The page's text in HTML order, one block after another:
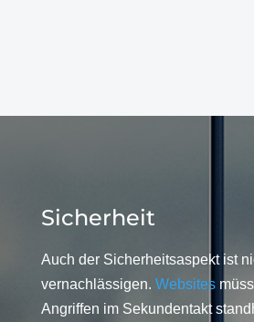
Sicherheit
Auch der Sicherheitsaspekt ist
vernachlässigen. Websites
Angriffen im Sekundentakt